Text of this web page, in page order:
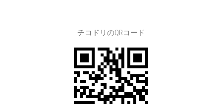
チコドリのQRコード